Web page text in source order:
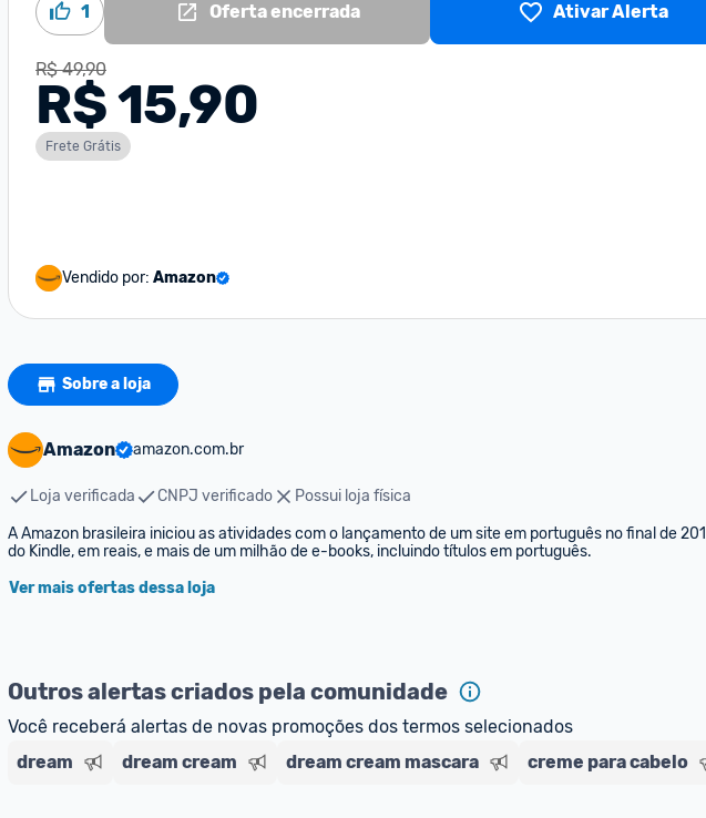
1 Oferta encerrada Ativar Alerta
R$ 49,90
R$ 15,90
Frete Grátis
Vendido por: Amazon
Sobre a loja
Amazon amazon.com.br
Loja verificada CNPJ verificado
Possui loja física
A Amazon brasileira iniciou as atividades com o lançamento de um site em português no final de
do Kindle, em reais, e mais de um milhão de e-books, incluindo títulos em português.
Ver mais ofertas dessa loja
Outros alertas criados pela comunidade
Você receberá alertas de novas promoções dos termos selecionados
dream
dream cream dream cream mascara creme para cabelo